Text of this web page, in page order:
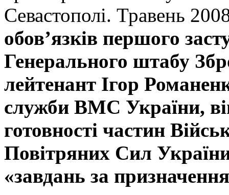
обов’язків першого
Генерального штабу
лейтенант Ігор
служби ВМС України,
готовності частин
Повітряних Сил
«завдань за